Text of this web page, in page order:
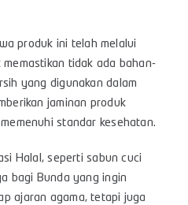
produk ini telah melalui
tidak ada bahan-
yang digunakan dalam
jaminan produk
standar kesehatan.
Halal, seperti sabun cuci
bagi Bunda yang ingin
ajaran agama, tetapi juga